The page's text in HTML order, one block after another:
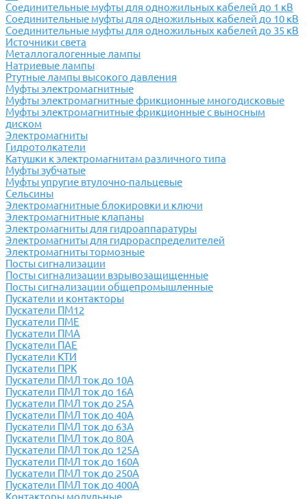
Соединительные муфты для одножильных кабелей до 1 кВ
Соединительные муфты для одножильных кабелей до 10 кВ
Соединительные муфты для одножильных кабелей до 35 кВ
Источники света
Металлогалогенные лампы
Натриевые лампы
Ртутные лампы высокого давления
Муфты электромагнитные
Муфты электромагнитные фрикционные многодисковые
Муфты электромагнитные фрикционные с выносным
диском
Электромагниты
Гидротолкатели
Катушки к электромагнитам различного типа
Муфты зубчатые
Муфты упругие втулочно-пальцевые
Сельсины
Электромагнитные блокировки и ключи
Электромагнитные клапаны
Электромагниты для гидроаппаратуры
Электромагниты для гидрораспределителей
Электромагниты тормозные
Посты сигнализации
Посты сигнализации взрывозащищенные
Посты сигнализации общепромышленные
Пускатели и контакторы
Пускатели ПМ12
Пускатели ПМЕ
Пускатели ПМА
Пускатели ПАЕ
Пускатели КТИ
Пускатели ПРК
Пускатели ПМЛ ток до 10А
Пускатели ПМЛ ток до 16А
Пускатели ПМЛ ток до 25А
Пускатели ПМЛ ток до 40А
Пускатели ПМЛ ток до 63А
Пускатели ПМЛ ток до 80А
Пускатели ПМЛ ток до 125А
Пускатели ПМЛ ток до 160А
Пускатели ПМЛ ток до 250А
Пускатели ПМЛ ток до 400А
Контакторы модульные